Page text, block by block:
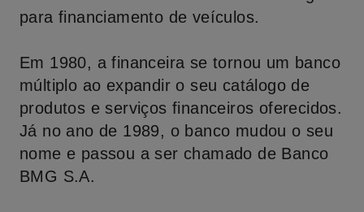
para financiamento de veículos.
Em 1980, a financeira se tornou um banco
múltiplo ao expandir o seu catálogo de
produtos e serviços financeiros oferecidos.
Já no ano de 1989, o banco mudou o seu
nome e passou a ser chamado de Banco
BMG S.A.